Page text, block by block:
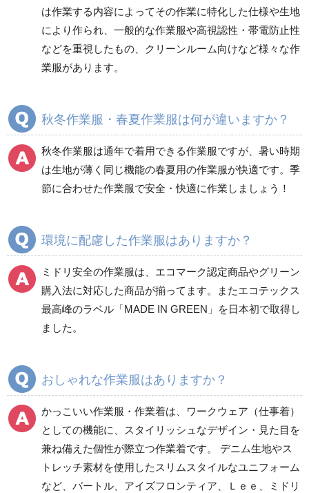
健康管理器具 季節商品 ウイルス対策用品
商品カテゴリ一覧
秋冬長袖
食品産業用長袖
食品産業用半袖
秋冬長袖
ワークパンツ
春夏ワークパンツ作業
ズボン
秋冬ワークパンツ作業
ズボン
ツ
クリーンウェアワーク
パンツ
カーゴパンツ
春夏カーゴパンツ作業
ズボン
ズボン
は作業する内容によってその作業に特化した仕様や生地
により作られ、一般的な作業服や高視認性・帯電防止性
などを重視したもの、クリーンルーム向けなど様々な作
業服があります。
秋冬作業服・春夏作業服は何が違いますか？
秋冬作業服は通年で着用できる作業服ですが、暑い時期
は生地が薄く同じ機能の春夏用の作業服が快適です。季
節に合わせた作業服で安全・快適に作業しましょう！
環境に配慮した作業服はありますか？
ミドリ安全の作業服は、エコマーク認定商品やグリーン
購入法に対応した商品が揃ってます。またエコテックス
最高峰のラベル「MADE IN GREEN」を日本初で取得し
ました。
おしゃれな作業服はありますか？
かっこいい作業服・作業着は、ワークウェア（仕事着）
としての機能に、スタイリッシュなデザイン・見た目を
兼ね備えた個性が際立つ作業着です。 デニム生地やス
トレッチ素材を使用したスリムスタイルなユニフォーム
など、バートル、アイズフロンティア、Ｌｅｅ、ミドリ